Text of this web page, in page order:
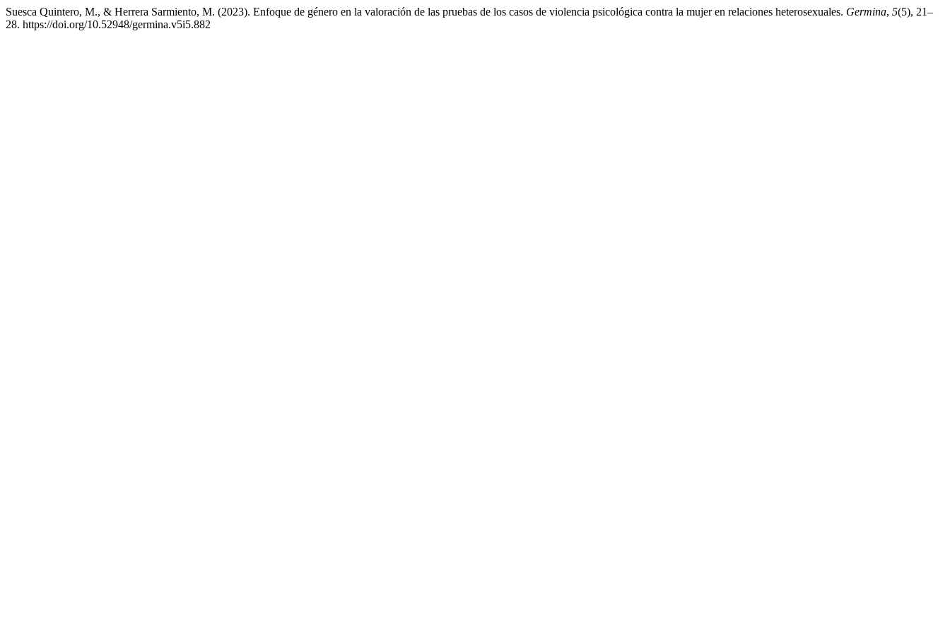
Suesca Quintero, M., & Herrera Sarmiento, M. (2023). Enfoque de género en la valoración de las pruebas de los casos de violencia psicológica contra la mujer en relaciones heterosexuales. Germina, 5(5), 21–
28. https://doi.org/10.52948/germina.v5i5.882